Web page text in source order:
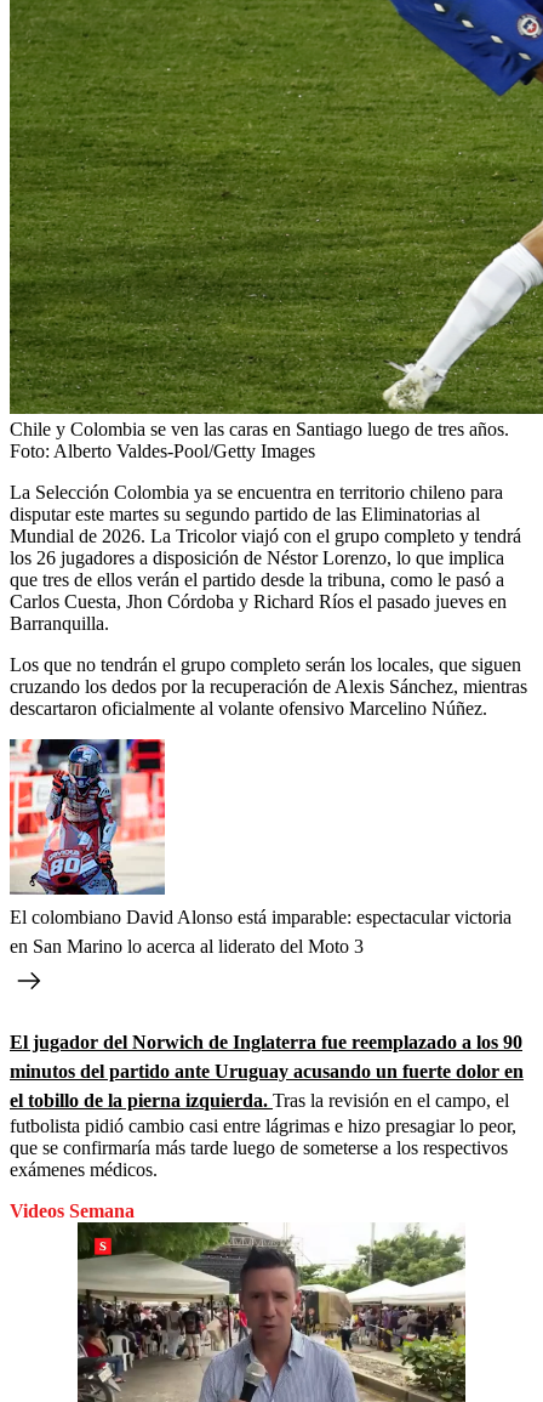
Chile y Colombia se ven las caras en Santiago luego de tres años.
Foto: Alberto Valdes-Pool/Getty Images
La Selección Colombia ya se encuentra en territorio chileno para
disputar este martes su segundo partido de las Eliminatorias al
Mundial de 2026. La Tricolor viajó con el grupo completo y tendrá
los 26 jugadores a disposición de Néstor Lorenzo, lo que implica
que tres de ellos verán el partido desde la tribuna, como le pasó a
Carlos Cuesta, Jhon Córdoba y Richard Ríos el pasado jueves en
Barranquilla.
Los que no tendrán el grupo completo serán los locales, que siguen
cruzando los dedos por la recuperación de Alexis Sánchez, mientras
descartaron oficialmente al volante ofensivo Marcelino Núñez.
El colombiano David Alonso está imparable: espectacular victoria
en San Marino lo acerca al liderato del Moto 3
El jugador del Norwich de Inglaterra fue reemplazado a los 90
minutos del partido ante Uruguay acusando un fuerte dolor en
el tobillo de la pierna izquierda. Tras la revisión en el campo, el
futbolista pidió cambio casi entre lágrimas e hizo presagiar lo peor,
que se confirmaría más tarde luego de someterse a los respectivos
exámenes médicos.
Videos Semana